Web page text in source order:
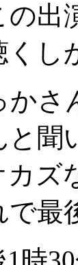
出
し
さ
聞
ズ
で最